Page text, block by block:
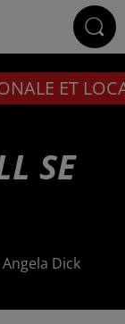
ET
SE
Dick